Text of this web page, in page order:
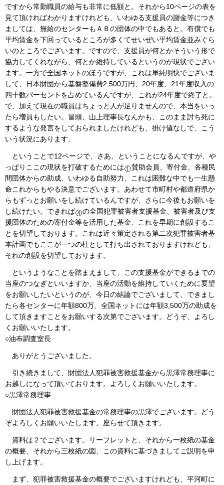
ですから常勤職員の給与も非常に低額と。それから10ページの表を
見て頂ければわかりますけれども、いわゆる支援員の謝金等につき
ましては、無給のセンターもＡＢの団体の中でもあると。有償でも
平均賃金を下回っているところが多くてせいぜい平均賃金並みぐら
いのところでございます。ですので、支援員が何とかそういう形で
協力してくれながら、何とか維持しているというのが現状でござい
ます。一方で全国ネットのほうですが、これは単純明快でございま
して、日本財団から基盤整備費2,500万円、20年度、21年度収入の
四十数パーセントを占めているんですが、これが24年度で終了と。
で、加えて現在の職員はちょっと人が足りませんので、本当をいっ
たら増員もしたい。冒頭、山上理事長なんかも、このまま討ち死に
するような発言をしておられましたけれども、掛け値なしで、こう
いう状況にあります。
ということで12ページで、さあ、ということになるんですが、や
っぱりここの現状を打破するためには
賛助会員、寄付金、各種民
間団体からの助成、いわゆる自助努力、これは困難な中でも一生懸
命これからもやる決意でございます。あわせて市町村や都道府県か
らもずっとお願いをし続けているんですが、さらに今後もお願いを
し続けたい。できれば
の全国犯罪被害者支援基金、被害者及び支
援団体のための寄付金等を活用した基金、これを早期に創設するこ
とを切望しております。これは近々策定される第二次犯罪被害者基
本計画でもここが一つの柱として打ち出されておりますけれども、
それの創設を切望しております。
というようなことを踏まえまして、この支援基金ができるまでの
当座のつなぎといいますか、当座の活動を維持していくために要望
をお願いしたいというのが、今日の結論でございまして、できまし
たら各センターに年額800万、全国ネットには年額3,500万の助成を
して頂きますことをお願いする次第でございます。どうぞ、よろし
くお願いいたします。
○油布調査室長
ありがとうございました。
引き続きまして、財団法人犯罪被害救援基金から黒澤常務理事に
お越しになって頂いております。よろしくお願いいたします。
○黒澤常務理事
財団法人犯罪被害救援基金の常務理事の黒澤でございます。どう
ぞよろしくお願いいたします。座らせて頂きます。
資料は２でございます。リーフレットと、それから一枚紙の基金
の概要、それから三枚紙の図、この資料に基づきましてご説明を申
し上げます。
まず、犯罪被害救援基金の概要でございますけれども、平河町に